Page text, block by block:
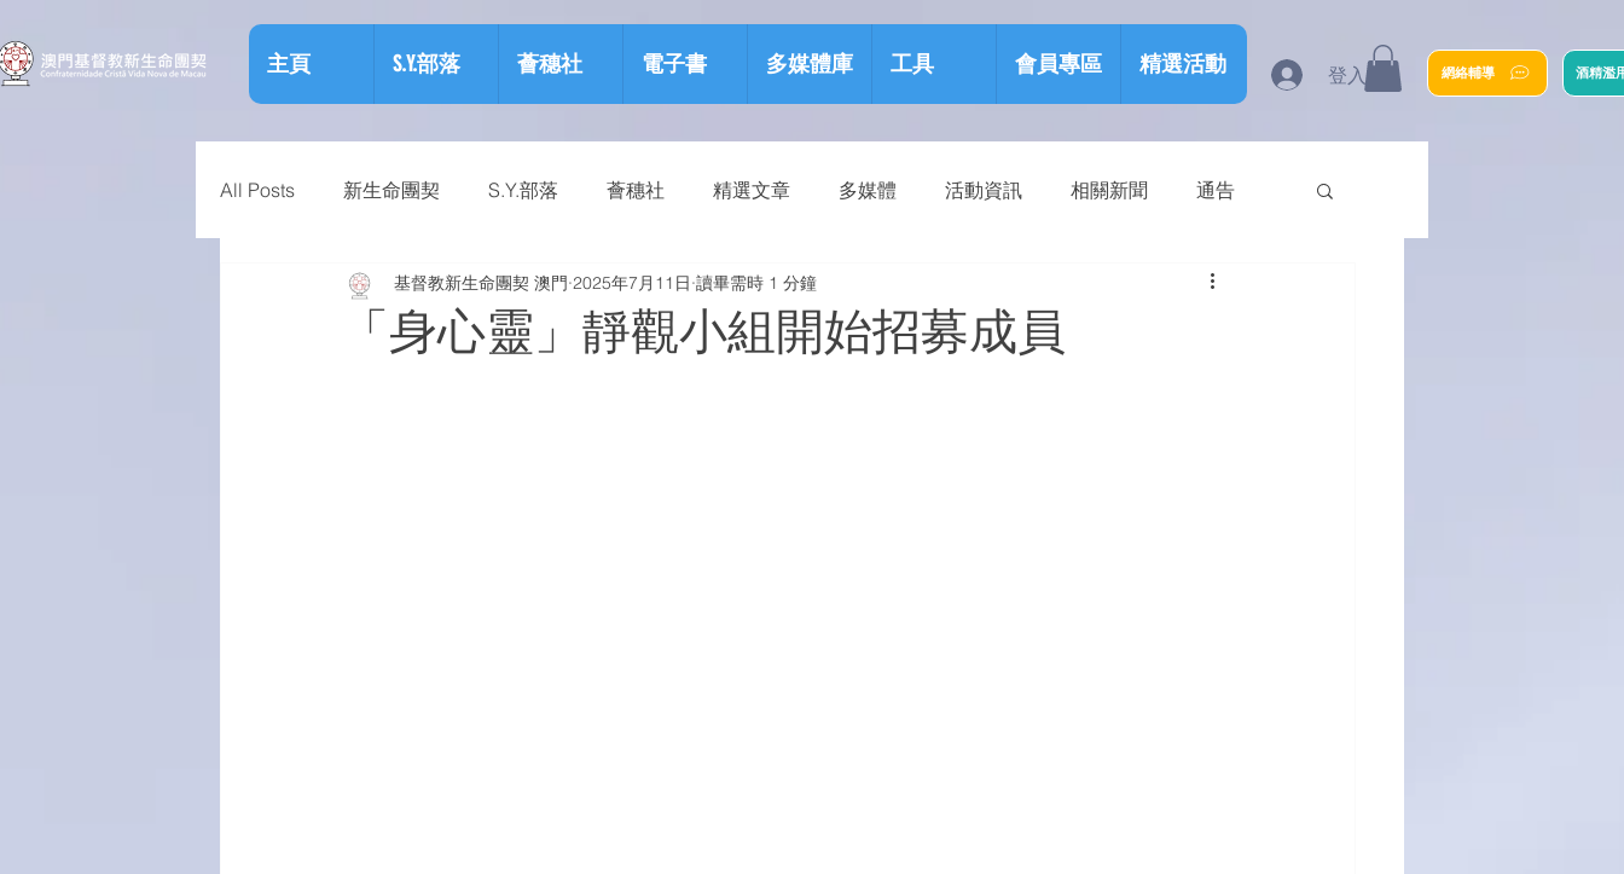
主頁 S.Y.部落 薈穗社 電子書 多媒體庫 工具 會員專區 精選活動 登入 網絡輔導 酒精濫
All Posts 新生命團契 S.Y.部落 薈穗社 精選文章 多媒體 活動資訊 相關新聞 通告
預防物質濫用資源包 健康生活
「身心靈」靜觀小組開始招募成員
基督教新生命團契 澳門 2025年7月11日 讀畢需時 1 分鐘